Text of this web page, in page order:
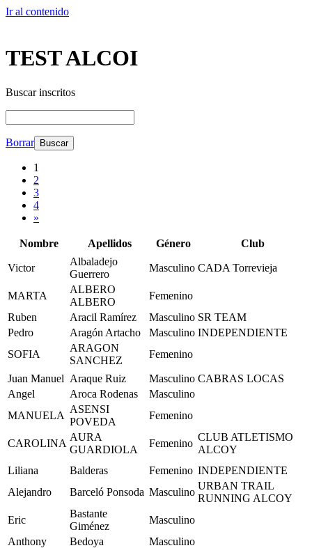
Ir al contenido
TEST ALCOI
Buscar inscritos
Borrar
1
2
3
4
»
Nombre Apellidos Género Club
Victor
Albaladejo
Guerrero
Masculino CADA Torrevieja
MARTA
ALBERO
ALBERO
Femenino
Ruben
Aracil Ramírez Masculino SR TEAM
Pedro
Aragón Artacho Masculino INDEPENDIENTE
SOFIA
ARAGON
SANCHEZ
Femenino
Juan Manuel Araque Ruiz Masculino CABRAS LOCAS
Angel
Aroca Rodenas
Masculino
MANUELA
ASENSI
POVEDA
Femenino
CAROLINA
AURA
GUARDIOLA
Femenino
CLUB ATLETISMO
ALCOY
Liliana
Balderas Femenino INDEPENDIENTE
Alejandro
Barceló Ponsoda Masculino
URBAN TRAIL
RUNNING ALCOY
Eric
Bastante
Giménez
Masculino
Anthony
Bedoya
Masculino